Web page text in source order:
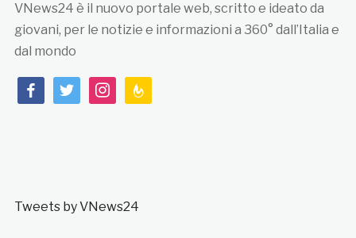
VNews24 è il nuovo portale web, scritto e ideato da
giovani, per le notizie e informazioni a 360° dall’Italia e
dal mondo
facebooktwitterinstagramfeedburner
Tweets by VNews24